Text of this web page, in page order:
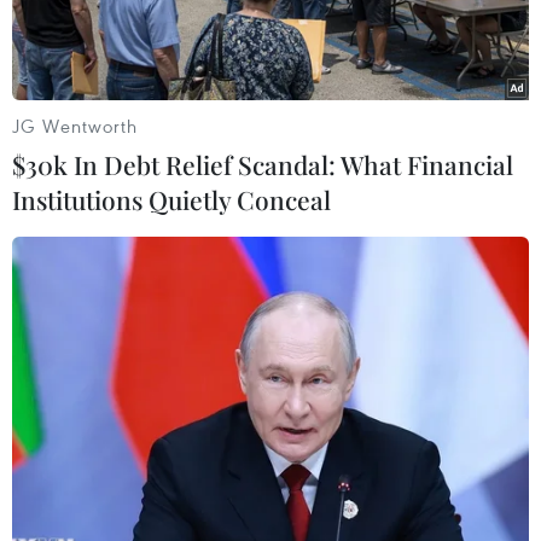
Binh sỹ Mỹ tại một căn cứ của liên quân ở ngoại ô thị trấn Ras
al-Ain, tỉnh Hasakeh, Syria. (Ảnh: AFP/TTXVN)
Hãng thông tấn nhà nước Syria (SANA) đưa tin
ngày 8/1, binh sỹ Mỹ đã rút khỏi 2 căn cứ quân
sự ở tỉnh Hasakah, Đông Bắc Syria, sau các vụ
tấn công trả đũa của Iran nhằm vào các căn cứ
JG Wentworth
$30k In Debt Relief Scandal: What Financial
Institutions Quietly Conceal